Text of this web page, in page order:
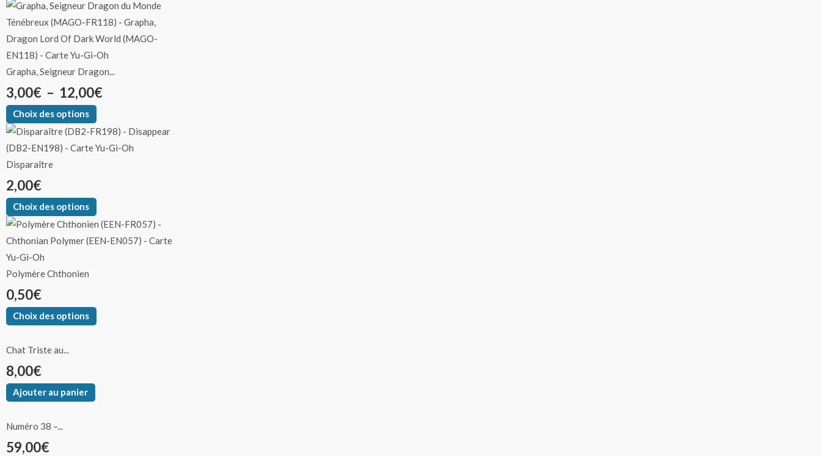
Grapha, Seigneur Dragon...
3,00€ – 12,00€
Choix des options
Disparaître
2,00€
Choix des options
Polymère Chthonien
0,50€
Choix des options
Chat Triste au...
8,00€
Ajouter au panier
Numéro 38 –...
59,00€